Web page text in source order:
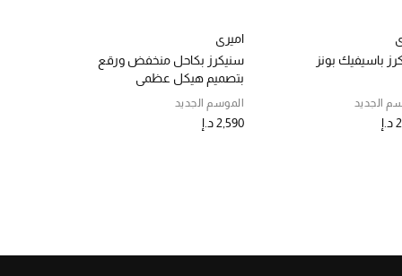
باسيفيك بونز
الجديد
اميري
سنيكرز بكاحل منخفض ورقع
بتصميم هيكل عظمي
الموسم الجديد
2,590 د.إ